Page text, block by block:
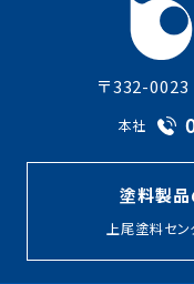
〒332-
本社
塗料製品
上尾塗料セン